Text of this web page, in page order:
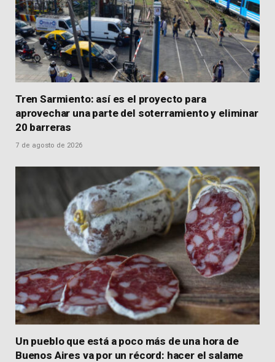
Tren Sarmiento: así es el proyecto para
aprovechar una parte del soterramiento y eliminar
20 barreras
7 de agosto de 2026
Un pueblo que está a poco más de una hora de
Buenos Aires va por un récord: hacer el salame